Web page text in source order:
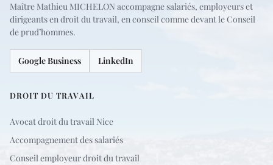
Maître Mathieu MICHELON accompagne salariés, employeurs et
dirigeants en droit du travail, en conseil comme devant le Conseil
de prud’hommes.
Google Business LinkedIn
DROIT DU TRAVAIL
Avocat droit du travail Nice
Accompagnement des salariés
Conseil employeur droit du travail